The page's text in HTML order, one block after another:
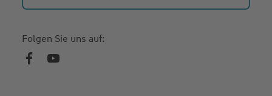
Folgen Sie uns auf: